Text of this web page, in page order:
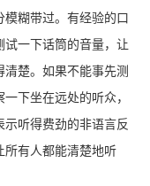
糊带过。有经验的口
一下话筒的音量，让
楚。如果不能事先测
下坐在远处的听众，
听得费劲的非语言反
所有人都能清楚地听